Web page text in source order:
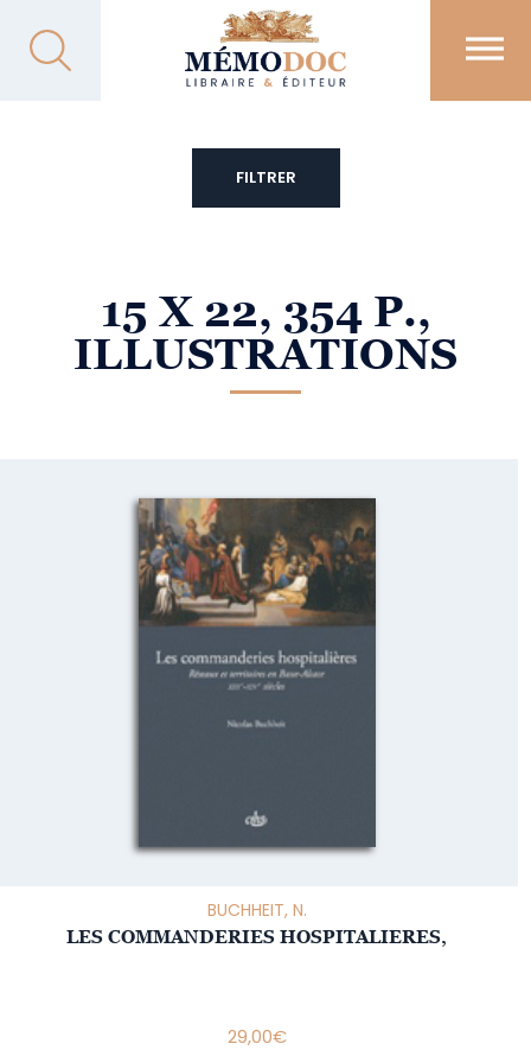
15 X 22, 354 P.,
ILLUSTRATIONS
BUCHHEIT, N.
LES COMMANDERIES HOSPITALIERES,
29,00€
FILTRER